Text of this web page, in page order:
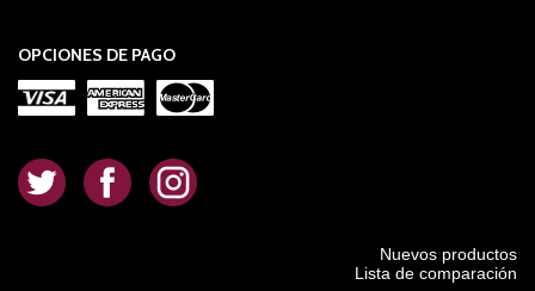
OPCIONES DE PAGO
. . .
Nuevos productos
Lista de comparación